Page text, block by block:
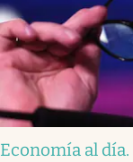
Economía al día.